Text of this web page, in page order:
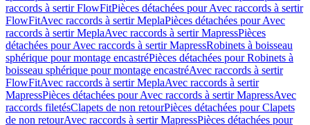
raccords à sertir FlowFitPièces détachées pour Avec raccords à sertir
FlowFitAvec raccords à sertir MeplaPièces détachées pour Avec
raccords à sertir MeplaAvec raccords à sertir MapressPièces
détachées pour Avec raccords à sertir MapressRobinets à boisseau
sphérique pour montage encastréPièces détachées pour Robinets à
boisseau sphérique pour montage encastréAvec raccords à sertir
FlowFitAvec raccords à sertir MeplaAvec raccords à sertir
MapressPièces détachées pour Avec raccords à sertir MapressAvec
raccords filetésClapets de non retourPièces détachées pour Clapets
de non retourAvec raccords à sertir MapressPièces détachées pour